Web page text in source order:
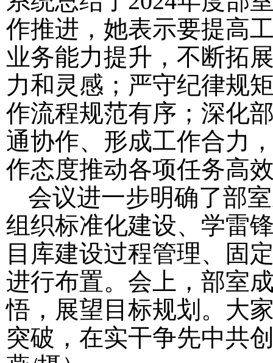
作推进，她表示要提高
业务能力提升，不断拓
力和灵感；严守纪律规
作流程规范有序；深化
通协作、形成工作合力
作态度推动各项任务高
会议进一步明确了部
组织标准化建设、学雷
目库建设过程管理、固
进行布置。会上，部室
悟，展望目标规划。大
突破，在实干争先中共